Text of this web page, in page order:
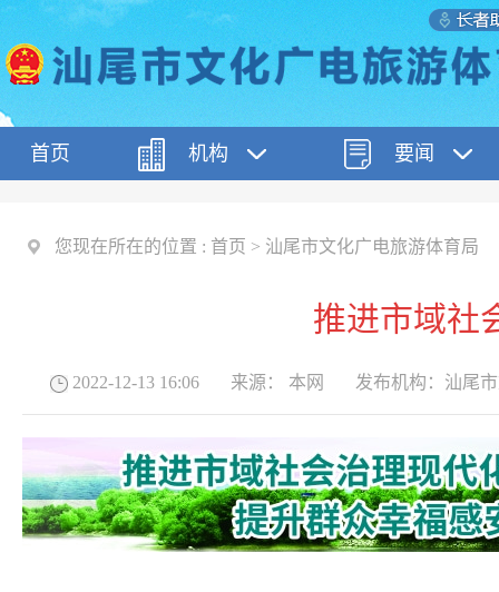
首页 机构 要闻
您现在所在的位置 : 首页 > 汕尾市文化广电旅游体育局
推进市域社
2022-12-13 16:06 来源： 本网 发布机构： 汕尾